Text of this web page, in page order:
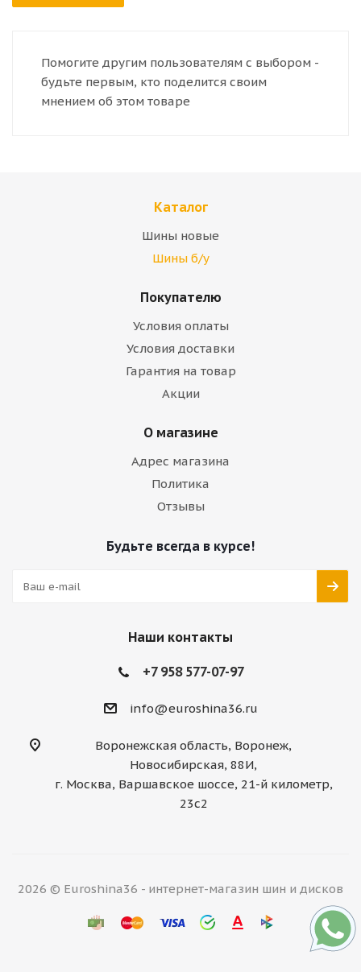
Помогите другим пользователям с выбором -
будьте первым, кто поделится своим
мнением об этом товаре
Каталог
Шины новые
Шины б/у
Покупателю
Условия оплаты
Условия доставки
Гарантия на товар
Акции
О магазине
Адрес магазина
Политика
Отзывы
Будьте всегда в курсе!
Наши контакты
+7 958 577-07-97
info@euroshina36.ru
Воронежская область, Воронеж,
Новосибирская, 88И,
г. Москва, Варшавское шоссе, 21-й километр,
23с2
2026 © Euroshina36 - интернет-магазин шин и дисков